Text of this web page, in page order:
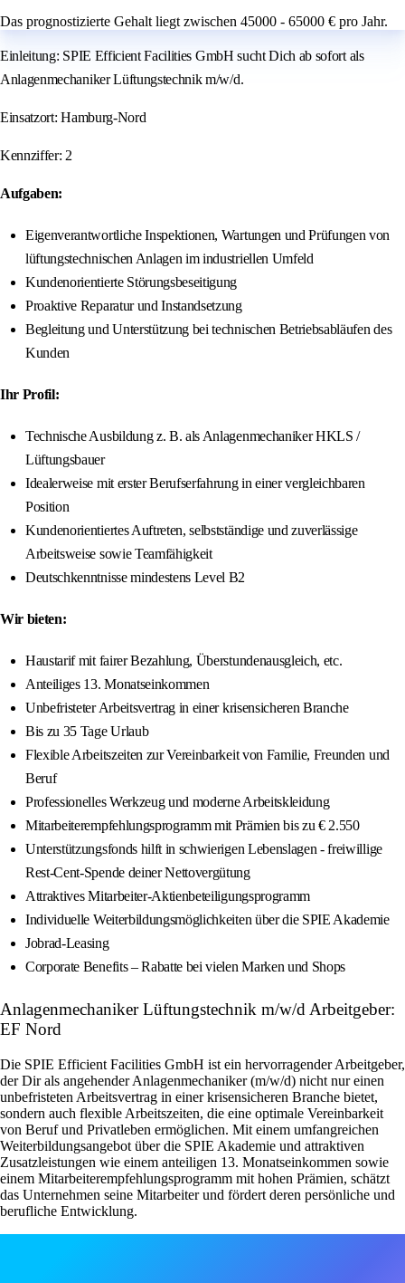
Das prognostizierte Gehalt liegt zwischen 45000 - 65000 € pro Jahr.
Einleitung: SPIE Efficient Facilities GmbH sucht Dich ab sofort als
Anlagenmechaniker Lüftungstechnik m/w/d.
Einsatzort: Hamburg-Nord
Kennziffer: 2
Aufgaben:
Eigenverantwortliche Inspektionen, Wartungen und Prüfungen von
lüftungstechnischen Anlagen im industriellen Umfeld
Kundenorientierte Störungsbeseitigung
Proaktive Reparatur und Instandsetzung
Begleitung und Unterstützung bei technischen Betriebsabläufen des
Kunden
Ihr Profil:
Technische Ausbildung z. B. als Anlagenmechaniker HKLS /
Lüftungsbauer
Idealerweise mit erster Berufserfahrung in einer vergleichbaren
Position
Kundenorientiertes Auftreten, selbstständige und zuverlässige
Arbeitsweise sowie Teamfähigkeit
Deutschkenntnisse mindestens Level B2
Wir bieten:
Haustarif mit fairer Bezahlung, Überstundenausgleich, etc.
Anteiliges 13. Monatseinkommen
Unbefristeter Arbeitsvertrag in einer krisensicheren Branche
Bis zu 35 Tage Urlaub
Flexible Arbeitszeiten zur Vereinbarkeit von Familie, Freunden und
Beruf
Professionelles Werkzeug und moderne Arbeitskleidung
Mitarbeiterempfehlungsprogramm mit Prämien bis zu € 2.550
Unterstützungsfonds hilft in schwierigen Lebenslagen - freiwillige
Rest-Cent-Spende deiner Nettovergütung
Attraktives Mitarbeiter-Aktienbeteiligungsprogramm
Individuelle Weiterbildungsmöglichkeiten über die SPIE Akademie
Jobrad-Leasing
Corporate Benefits – Rabatte bei vielen Marken und Shops
Anlagenmechaniker Lüftungstechnik m/w/d Arbeitgeber:
EF Nord
Die SPIE Efficient Facilities GmbH ist ein hervorragender Arbeitgeber,
der Dir als angehender Anlagenmechaniker (m/w/d) nicht nur einen
unbefristeten Arbeitsvertrag in einer krisensicheren Branche bietet,
sondern auch flexible Arbeitszeiten, die eine optimale Vereinbarkeit
von Beruf und Privatleben ermöglichen. Mit einem umfangreichen
Weiterbildungsangebot über die SPIE Akademie und attraktiven
Zusatzleistungen wie einem anteiligen 13. Monatseinkommen sowie
einem Mitarbeiterempfehlungsprogramm mit hohen Prämien, schätzt
das Unternehmen seine Mitarbeiter und fördert deren persönliche und
berufliche Entwicklung.